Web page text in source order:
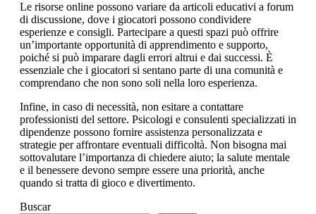
Le risorse online possono variare da articoli educativi a forum
di discussione, dove i giocatori possono condividere
esperienze e consigli. Partecipare a questi spazi può offrire
un’importante opportunità di apprendimento e supporto,
poiché si può imparare dagli errori altrui e dai successi. È
essenziale che i giocatori si sentano parte di una comunità e
comprendano che non sono soli nella loro esperienza.
Infine, in caso di necessità, non esitare a contattare
professionisti del settore. Psicologi e consulenti specializzati in
dipendenze possono fornire assistenza personalizzata e
strategie per affrontare eventuali difficoltà. Non bisogna mai
sottovalutare l’importanza di chiedere aiuto; la salute mentale
e il benessere devono sempre essere una priorità, anche
quando si tratta di gioco e divertimento.
Buscar